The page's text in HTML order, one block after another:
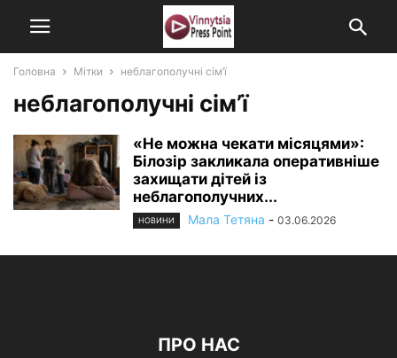
Головна Мітки неблагополучні сім’ї
неблагополучні сім’ї
«Не можна чекати місяцями»:
Білозір закликала оперативніше
захищати дітей із
неблагополучних...
НОВИНИ Мала Тетяна - 03.06.2026
ПРО НАС